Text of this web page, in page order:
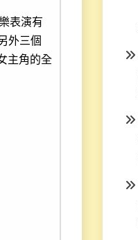
表演有
外三個
主角的全